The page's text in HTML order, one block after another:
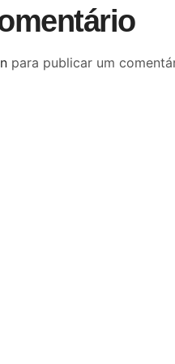
para publicar um